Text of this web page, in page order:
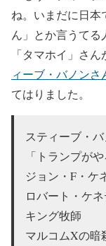
ね。いまだに日
ん」とか言うて
「タマホイ」さ
ィーブ・バノン
てはりました。
スティーブ・
「トランプが
ジョン・F・ケ
ロバート・ケネ
キング牧師
マルコムXの